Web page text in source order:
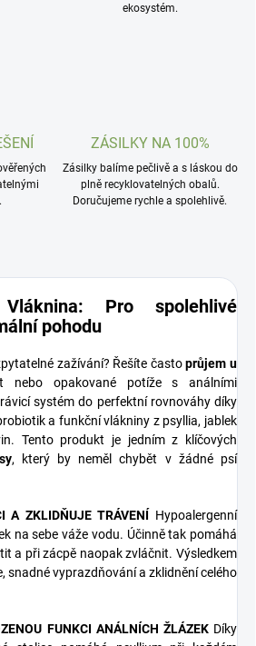
ekosystém.
ZÁSILKY NA 100%
Zásilky balíme pečlivě a s láskou do
plně recyklovatelných obalů.
Doručujeme rychle a spolehlivě.
Pro spolehlivé
pohodu
zažívání? Řešíte častoprůjem u
nebo opakované potíže s análními
systém do perfektní rovnováhy díky
a funkční vlákniny z psyllia, jablek
Tento produkt je jedním z klíčových
, který by neměl chybět v žádné psí
A ZKLIDŇUJE TRÁVENÍ Hypoalergenní
na sebe váže vodu. Účinně tak pomáhá
a při zácpě naopak zvláčnit. Výsledkem
snadné vyprazdňování a zklidnění celého
FUNKCI ANÁLNÍCH ŽLÁZEKDíky